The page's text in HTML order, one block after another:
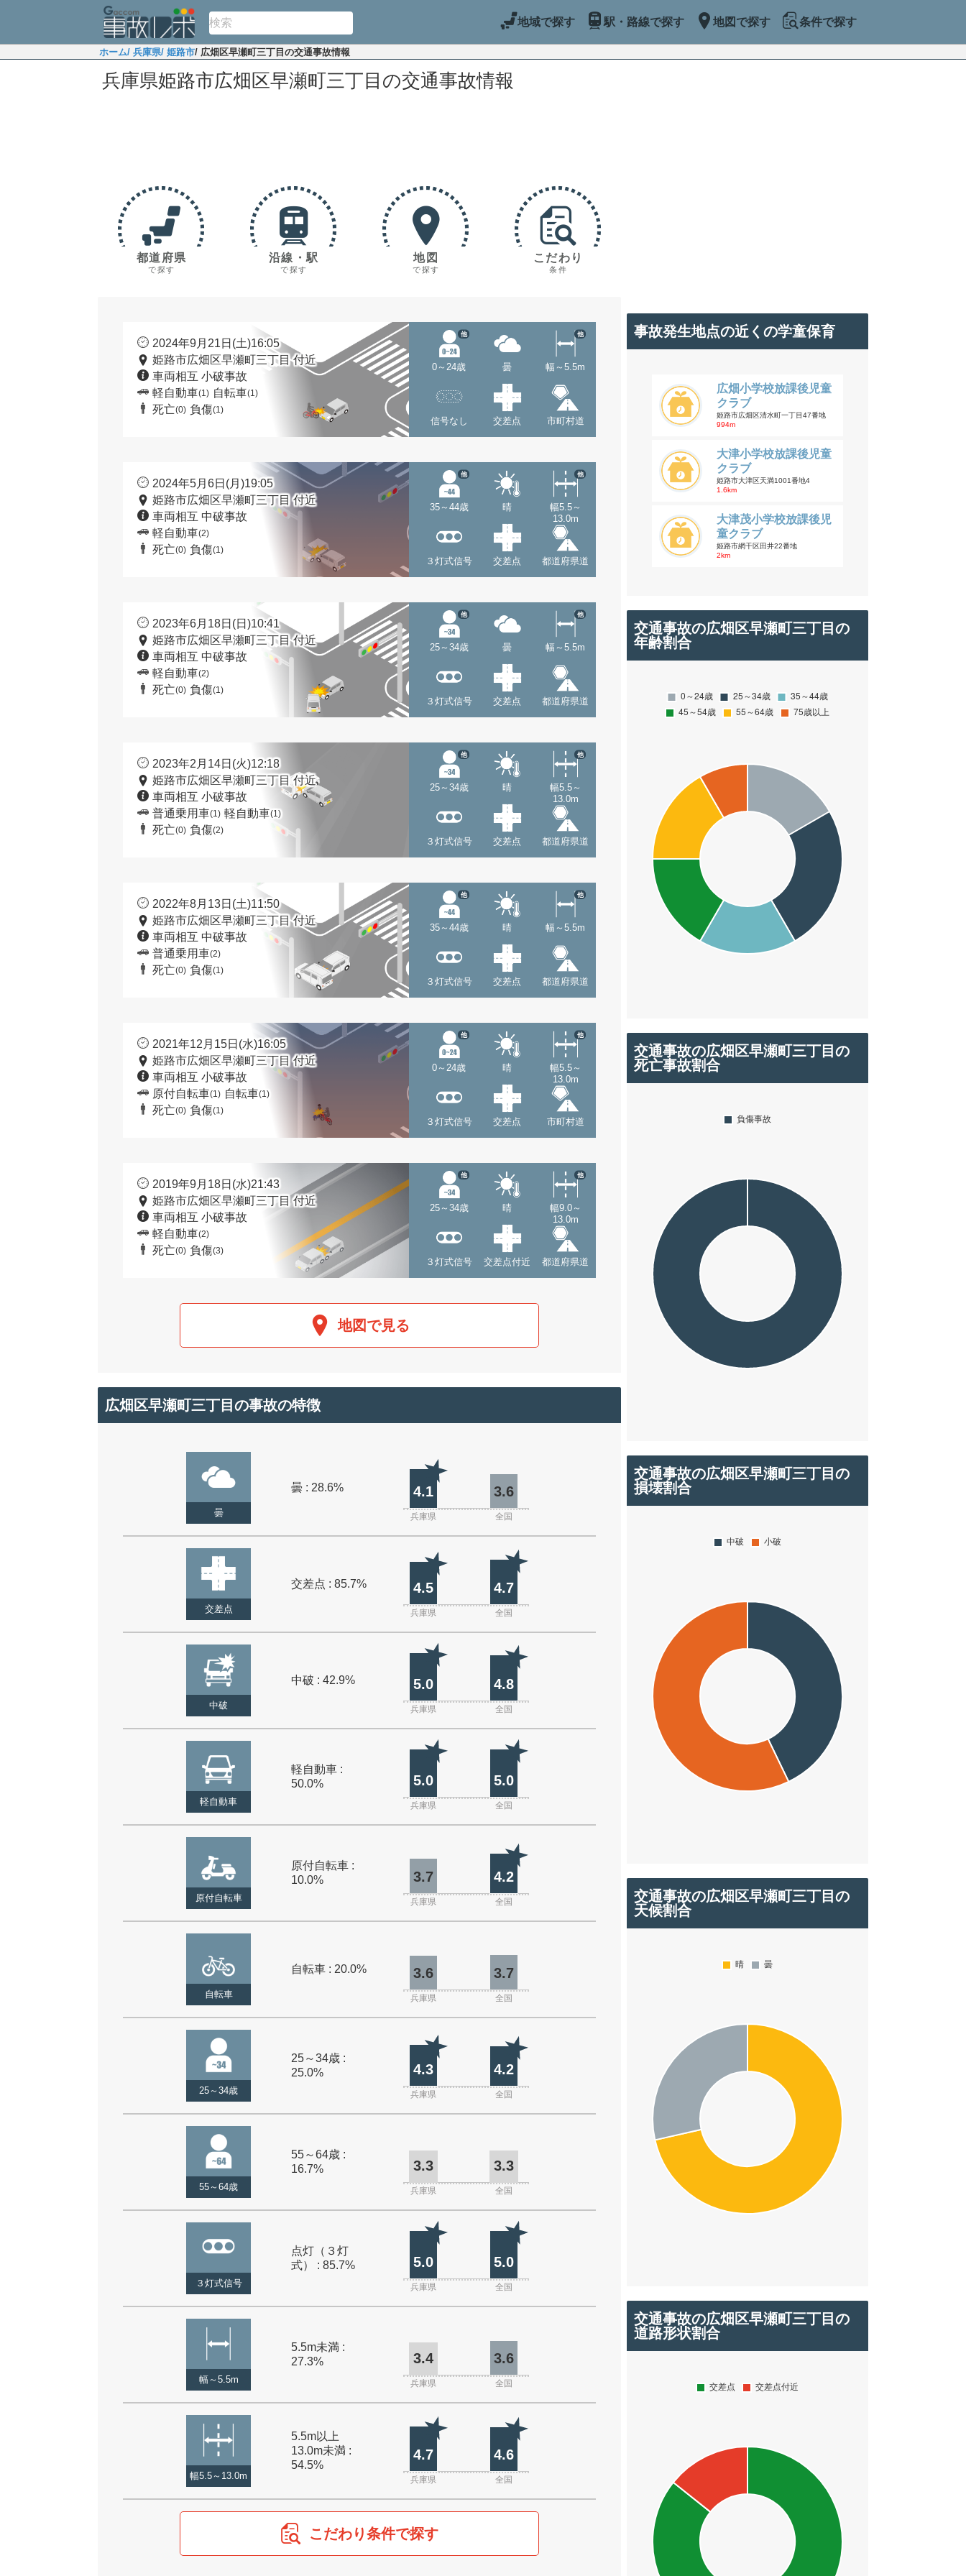
地域で探す 駅・路線で探す 地図で探す 条件で探す
ホーム/ 兵庫県/ 姫路市/ 広畑区早瀬町三丁目の交通事故情報
兵庫県姫路市広畑区早瀬町三丁目の交通事故情報
都道府県
で探す
沿線・駅
で探す
地図
で探す
こだわり
条件
2024年9月21日(土)16:05
姫路市広畑区早瀬町三丁目 付近
車両相互 小破事故
軽自動車(1) 自転車(1)
死亡(0) 負傷(1)
0～24歳
他
曇 幅～5.5m
他
信号なし 交差点 市町村道
2024年5月6日(月)19:05
姫路市広畑区早瀬町三丁目 付近
車両相互 中破事故
軽自動車(2)
死亡(0) 負傷(1)
35～44歳
他
晴
幅5.5～
13.0m
他
３灯式信号 交差点 都道府県道
2023年6月18日(日)10:41
姫路市広畑区早瀬町三丁目 付近
車両相互 中破事故
軽自動車(2)
死亡(0) 負傷(1)
25～34歳
他
曇 幅～5.5m
他
３灯式信号 交差点 都道府県道
2023年2月14日(火)12:18
姫路市広畑区早瀬町三丁目 付近
車両相互 小破事故
普通乗用車(1) 軽自動車(1)
死亡(0) 負傷(2)
25～34歳
他
晴
幅5.5～
13.0m
他
３灯式信号 交差点 都道府県道
2022年8月13日(土)11:50
姫路市広畑区早瀬町三丁目 付近
車両相互 中破事故
普通乗用車(2)
死亡(0) 負傷(1)
35～44歳
他
晴 幅～5.5m
他
３灯式信号 交差点 都道府県道
2021年12月15日(水)16:05
姫路市広畑区早瀬町三丁目 付近
車両相互 小破事故
原付自転車(1) 自転車(1)
死亡(0) 負傷(1)
0～24歳
他
晴
幅5.5～
13.0m
他
３灯式信号 交差点 市町村道
2019年9月18日(水)21:43
姫路市広畑区早瀬町三丁目 付近
車両相互 小破事故
軽自動車(2)
死亡(0) 負傷(3)
25～34歳
他
晴
幅9.0～
13.0m
他
３灯式信号 交差点付近 都道府県道
地図で見る
広畑区早瀬町三丁目の事故の特徴
曇
曇 : 28.6% 4.1 3.6
兵庫県 全国
交差点
交差点 : 85.7% 4.5 4.7
兵庫県 全国
中破
中破 : 42.9% 5.0 4.8
兵庫県 全国
軽自動車
軽自動車 :
50.0%
5.0 5.0
兵庫県 全国
原付自転車
原付自転車 :
10.0%
3.7 4.2
兵庫県 全国
自転車
自転車 : 20.0% 3.6 3.7
兵庫県 全国
25～34歳
25～34歳 :
25.0%
4.3 4.2
兵庫県 全国
55～64歳
55～64歳 :
16.7%
3.3 3.3
兵庫県 全国
３灯式信号
点灯（３灯
式） : 85.7%
5.0 5.0
兵庫県 全国
幅～5.5m
5.5m未満 :
27.3%
3.4 3.6
兵庫県 全国
幅5.5～13.0m
5.5m以上
13.0m未満 :
54.5%
4.7 4.6
兵庫県 全国
こだわり条件で探す
事故発生地点の近くの学童保育
広畑小学校放課後児童
クラブ
姫路市広畑区清水町一丁目47番地
994m
大津小学校放課後児童
クラブ
姫路市大津区天満1001番地4
1.6km
大津茂小学校放課後児
童クラブ
姫路市網干区田井22番地
2km
交通事故の広畑区早瀬町三丁目の
年齢割合
交通事故の広畑区早瀬町三丁目の
死亡事故割合
交通事故の広畑区早瀬町三丁目の
損壊割合
交通事故の広畑区早瀬町三丁目の
天候割合
交通事故の広畑区早瀬町三丁目の
道路形状割合